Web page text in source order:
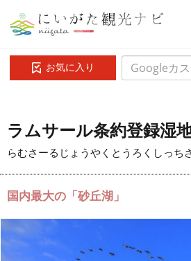
お気に入り
ラムサール条約登録湿地
らむさーるじょうやくとうろくしっち
国内最大の「砂丘湖」